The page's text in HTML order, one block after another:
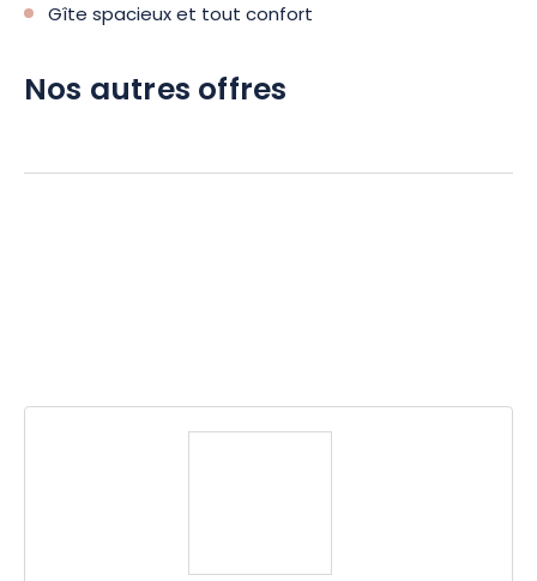
Gîte spacieux et tout confort
Nos autres offres